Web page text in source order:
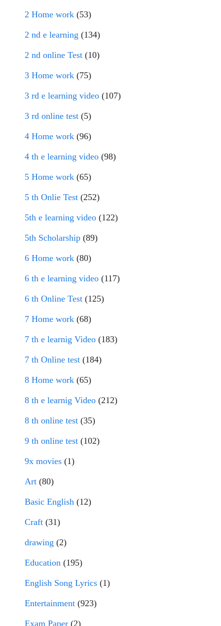
2 Home work (53)
2 nd e learning (134)
2 nd online Test (10)
3 Home work (75)
3 rd e learning video (107)
3 rd online test (5)
4 Home work (96)
4 th e learning video (98)
5 Home work (65)
5 th Onlie Test (252)
5th e learning video (122)
5th Scholarship (89)
6 Home work (80)
6 th e learning video (117)
6 th Online Test (125)
7 Home work (68)
7 th e learnig Video (183)
7 th Online test (184)
8 Home work (65)
8 th e learnig Video (212)
8 th online test (35)
9 th online test (102)
9x movies (1)
Art (80)
Basic English (12)
Craft (31)
drawing (2)
Education (195)
English Song Lyrics (1)
Entertainment (923)
Exam Paper (2)